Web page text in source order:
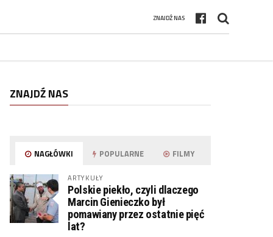
ZNAJDŹ NAS
ZNAJDŹ NAS
NAGŁÓWKI POPULARNE FILMY
ARTYKUŁY
Polskie piekło, czyli dlaczego
Marcin Gienieczko był
pomawiany przez ostatnie pięć
lat?